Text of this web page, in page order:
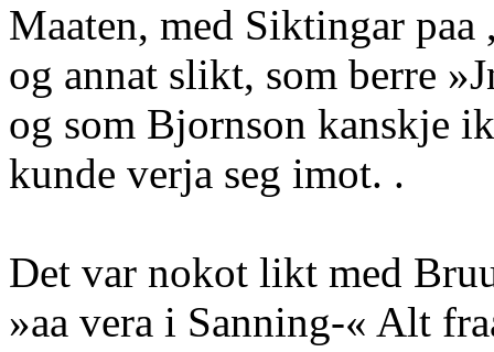
Maaten, med Siktingar paa
og annat slikt, som berre
og som Bjornson kanskje
kunde verja seg imot. .
Det var nokot likt med
»aa vera i Sanning-« Alt